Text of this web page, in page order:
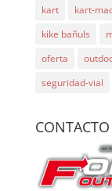
kart
kart-
kike bañuls
oferta
seguridad-vial
CONTACTO